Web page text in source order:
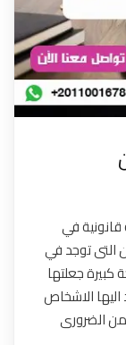
في
التى توجد في
كبيرة جعلتها
الاشخاص
الضرورى